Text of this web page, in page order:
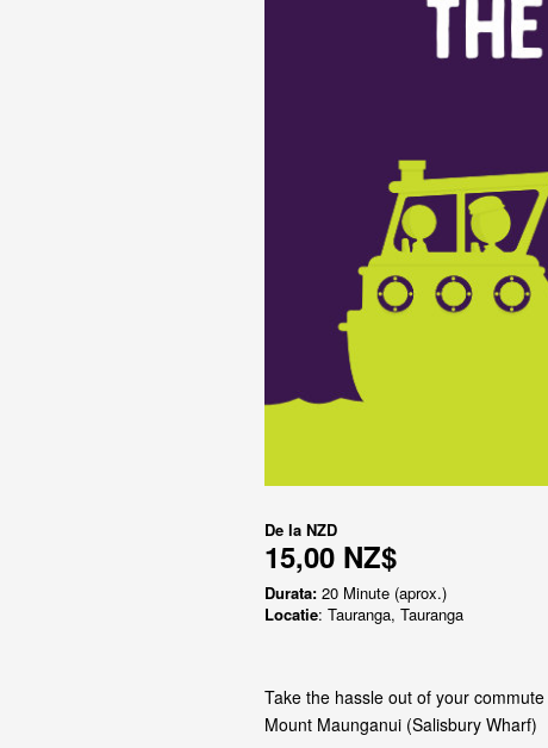
De la NZD
15,00 NZ$
Durata: 20 Minute (aprox.)
Locatie: Tauranga, Tauranga
Take the hassle out of your
Mount Maunganui (Salisbury Wharf)